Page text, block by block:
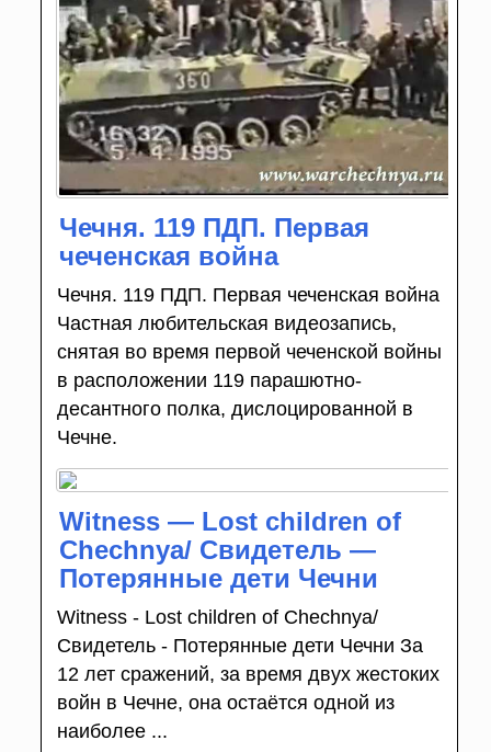
Чечня. 119 ПДП. Первая
чеченская война
Чечня. 119 ПДП. Первая чеченская война
Частная любительская видеозапись,
снятая во время первой чеченской войны
в расположении 119 парашютно-
десантного полка, дислоцированной в
Чечне.
Witness — Lost children of
Chechnya/ Свидетель —
Потерянные дети Чечни
Witness - Lost children of Chechnya/
Свидетель - Потерянные дети Чечни За
12 лет сражений, за время двух жестоких
войн в Чечне, она остаётся одной из
наиболее ...